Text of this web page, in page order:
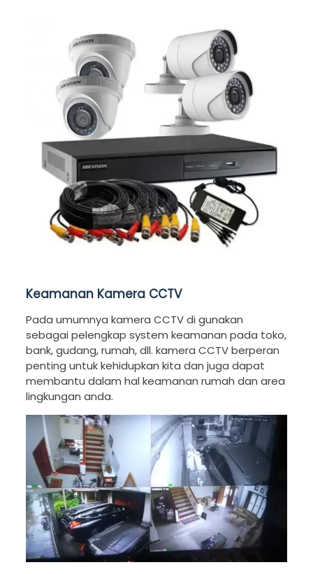
Keamanan Kamera CCTV
Pada umumnya kamera CCTV di gunakan
sebagai pelengkap system keamanan pada toko,
bank, gudang, rumah, dll. kamera CCTV berperan
penting untuk kehidupkan kita dan juga dapat
membantu dalam hal keamanan rumah dan area
lingkungan anda.